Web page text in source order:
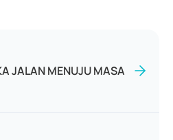
JALAN MENUJU MASA